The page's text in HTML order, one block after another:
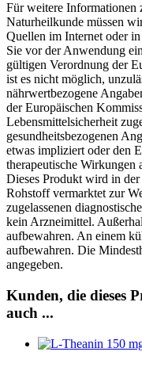
Für weitere Informationen
Naturheilkunde müssen
Quellen im Internet oder
Sie vor der Anwendung
gültigen Verordnung der
ist es nicht möglich,
nährwertbezogene
der Europäischen
Lebensmittelsicherheit
gesundheitsbezogenen
etwas impliziert oder den
therapeutische Wirkungen
Dieses Produkt wird in
Rohstoff vermarktet zur
zugelassenen
kein Arzneimittel.
aufbewahren. An einem
aufbewahren. Die
angegeben.
Kunden, die dieses
auch ...